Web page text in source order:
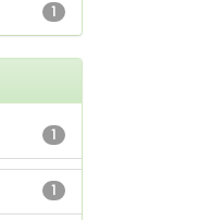
1
1
1